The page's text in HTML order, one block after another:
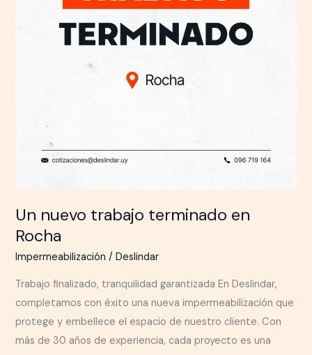
Un nuevo trabajo terminado en
Rocha
Impermeabilización /Deslindar
Trabajo finalizado, tranquilidad garantizada En Deslindar,
completamos con éxito una nueva impermeabilización que
protege y embellece el espacio de nuestro cliente. Con
más de 30 años de experiencia, cada proyecto es una